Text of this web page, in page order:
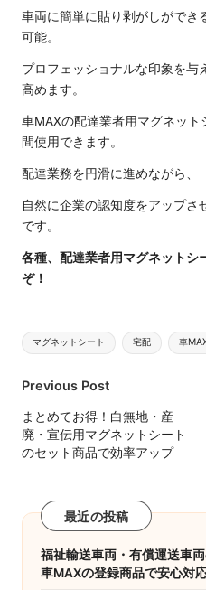
車両に簡単に貼り剥がしができ
可能。
プロフェッショナルな印象を与
高めます。
車MAXの配達業者用マグネッ
間使用できます。
配達業務を円滑に進めながら、
自然に企業の認知度をアップ
です。
各種、配達業者用マグネットシ
ぞ！
Tags:
マグネットシート 宅配 車
Post
navigation
Previous Post
まとめてお得！白無地・産
廃・宣伝用マグネットシート
のセット商品で効率アップ
最近の投稿
福祉輸送車両・有償運送車
車MAXの登録商品で安心対